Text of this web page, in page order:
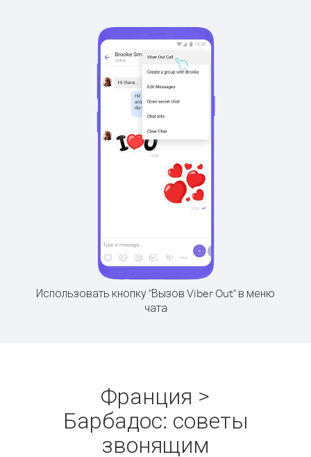
Использовать кнопку "Вызов Viber Out" в меню
чата
Франция >
Барбадос: советы
звонящим